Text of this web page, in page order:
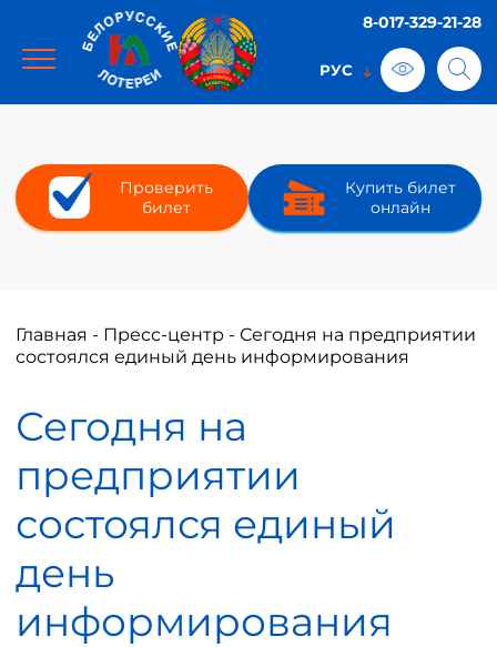
8-017-329-21-28
Проверить
билет
Купить билет
онлайн
Главная - Пресс-центр - Сегодня на предприятии
состоялся единый день информирования
Сегодня на
предприятии
состоялся единый
день
информирования